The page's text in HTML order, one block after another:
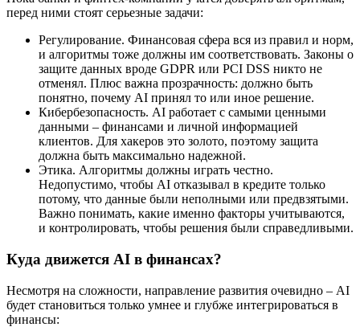
перед ними стоят серьезные задачи:
Регулирование. Финансовая сфера вся из правил и норм,
и алгоритмы тоже должны им соответствовать. Законы о
защите данных вроде GDPR или PCI DSS никто не
отменял. Плюс важна прозрачность: должно быть
понятно, почему AI принял то или иное решение.
Кибербезопасность. AI работает с самыми ценными
данными – финансами и личной информацией
клиентов. Для хакеров это золото, поэтому защита
должна быть максимально надежной.
Этика. Алгоритмы должны играть честно.
Недопустимо, чтобы AI отказывал в кредите только
потому, что данные были неполными или предвзятыми.
Важно понимать, какие именно факторы учитываются,
и контролировать, чтобы решения были справедливыми.
Куда движется AI в финансах?
Несмотря на сложности, направление развития очевидно – AI
будет становиться только умнее и глубже интегрироваться в
финансы: